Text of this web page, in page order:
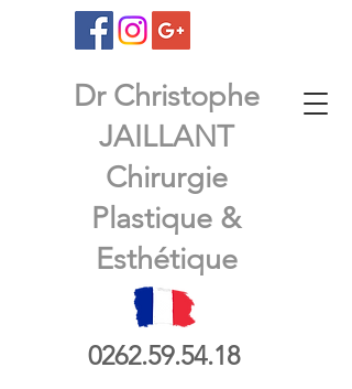
Dr Christophe
JAILLANT
Chirurgie
Plastique &
Esthétique
0262.59.54.18